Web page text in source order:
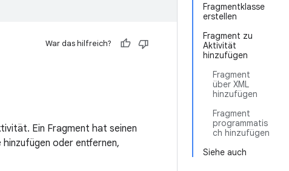
Fragmentklasse
erstellen
Fragment zu
Aktivität
hinzufügen
Fragment
über XML
hinzufügen
Fragment
programmatis
ch hinzufügen
Siehe auch
War das hilfreich?
Ein Fragment hat seinen
hinzufügen oder entfernen,